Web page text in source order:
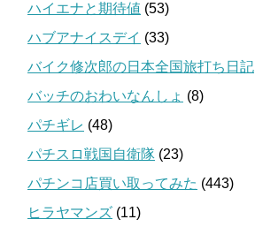
ハイエナと期待値 (53)
ハブアナイスデイ (33)
バイク修次郎の日本全国旅打ち日記
バッチのおわいなんしょ (8)
パチギレ (48)
パチスロ戦国自衛隊 (23)
パチンコ店買い取ってみた (443)
ヒラヤマンズ (11)